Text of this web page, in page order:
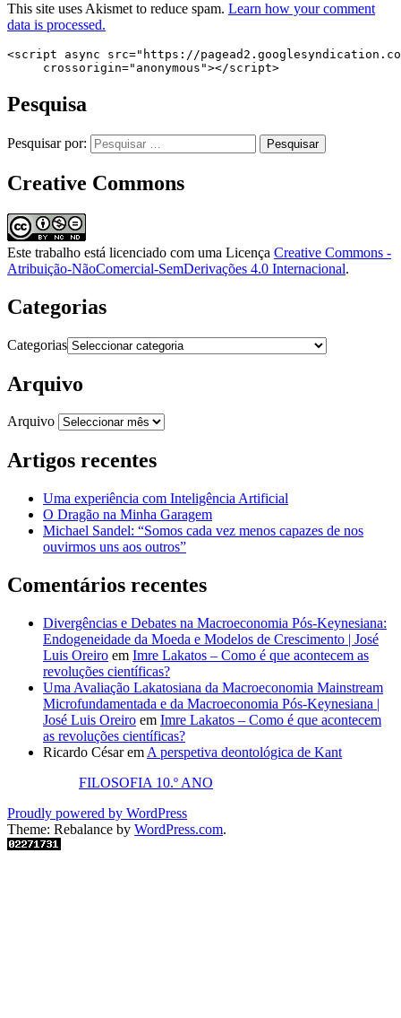
This site uses Akismet to reduce spam. Learn how your comment
data is processed.
<script async src="https://
     crossorigin="anonymous"></script>
Pesquisa
Pesquisar por:
Creative Commons
Este trabalho está licenciado com uma Licença Creative Commons -
Atribuição-NãoComercial-SemDerivações 4.0 Internacional.
Categorias
Categorias
Arquivo
Arquivo
Artigos recentes
Uma experiência com Inteligência Artificial
O Dragão na Minha Garagem
Michael Sandel: “Somos cada vez menos capazes de nos
ouvirmos uns aos outros”
Comentários recentes
Divergências e Debates na Macroeconomia Pós-Keynesiana:
Endogeneidade da Moeda e Modelos de Crescimento | José
Luis Oreiro em Imre Lakatos – Como é que acontecem as
revoluções científicas?
Uma Avaliação Lakatosiana da Macroeconomia Mainstream
Microfundamentada e da Macroeconomia Pós-Keynesiana |
José Luis Oreiro em Imre Lakatos – Como é que acontecem
as revoluções científicas?
Ricardo Césarem A perspetiva deontológica de Kant
FILOSOFIA 10.º ANO
Proudly powered by WordPress
Theme: Rebalance by WordPress.com.